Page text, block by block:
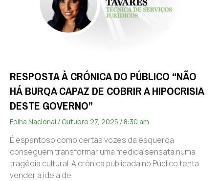
RESPOSTA À CRÓNICA DO PÚBLICO “NÃO
HÁ BURQA CAPAZ DE COBRIR A HIPOCRISIA
DESTE GOVERNO”
Folha Nacional Outubro 27, 2025 8:30 am
É espantoso como certas vozes da esquerda
conseguem transformar uma medida sensata numa
tragédia cultural. A crónica publicada no Público tenta
vender a ideia de